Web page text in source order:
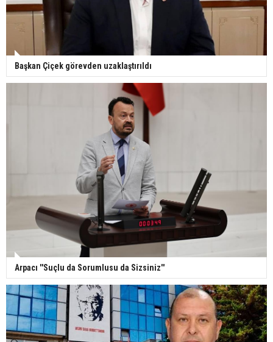
Başkan Çiçek görevden uzaklaştırıldı
Arpacı ''Suçlu da Sorumlusu da Sizsiniz''